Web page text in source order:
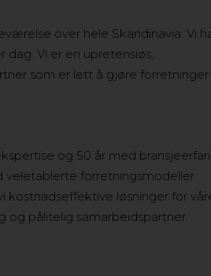
over hele Skandinavia. Vi
Vi er en upretensiøs,
som er lett å gjøre
og 50 år med
veletablerte forretningsmodeller
kostnadseffektive løsninger for
og pålitelig samarbeidspartner.